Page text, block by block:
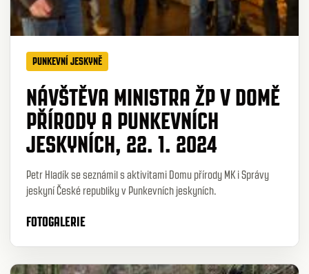
PUNKEVNÍ JESKYNĚ
NÁVŠTĚVA MINISTRA ŽP V DOMĚ
PŘÍRODY A PUNKEVNÍCH
JESKYNÍCH, 22. 1. 2024
Petr Hladík se seznámil s aktivitami Domu přírody MK i Správy
jeskyní České republiky v Punkevních jeskyních.
FOTOGALERIE